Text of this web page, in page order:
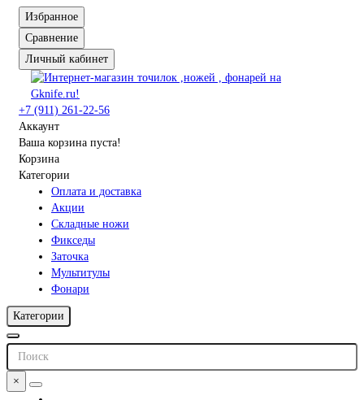
Избранное
Сравнение
Личный кабинет
+7 (911) 261-22-56
Аккаунт
Ваша корзина пуста!
Корзина
Категории
Оплата и доставка
Акции
Складные ножи
Фикседы
Заточка
Мультитулы
Фонари
Категории
×